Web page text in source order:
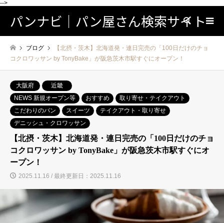
-->
パンナビ｜パン屋さん検索サイト検索
ブログ
【北摂・茨木】北海道発・連日完売の「100日だけのチョ
コクロワッサン by TonyBake」が阪急茨木市駅すぐにオープン！
大阪府
近畿
NEWS 新規オープン等
おすすめ
取り寄せ・テイクアウト
こだわりのパン
スイーツ
テイクアウト・取り寄せ
デニッシュ・クロワッサン
【北摂・茨木】北海道発・連日完売の「100日だけのチョ
コクロワッサン by TonyBake」が阪急茨木市駅すぐにオ
ープン！
2025.11.16 / 最終更新日：2025.11.16